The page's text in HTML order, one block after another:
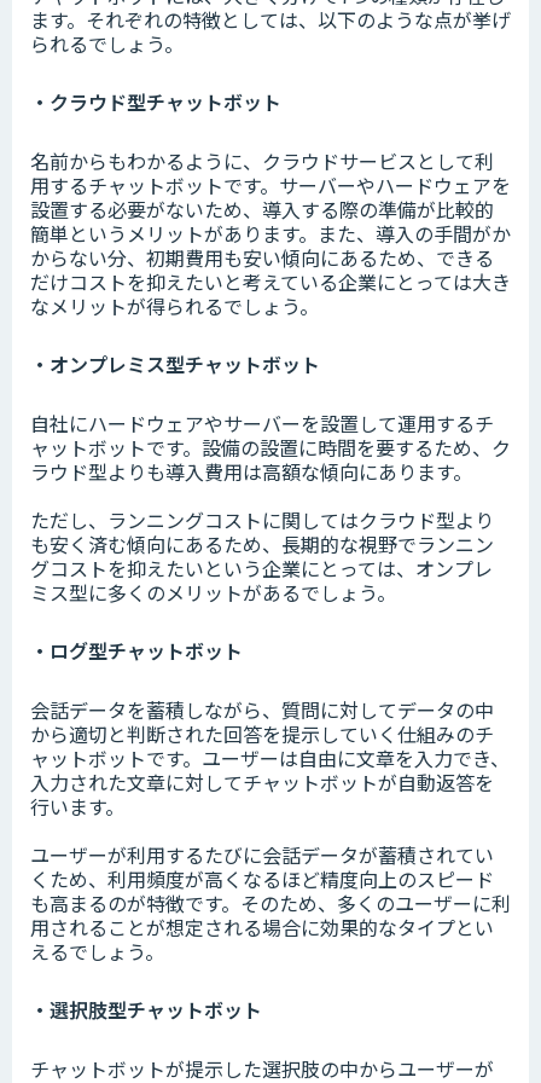
ます。それぞれの特徴としては、以下のような点が挙げ
られるでしょう。
・クラウド型チャットボット
名前からもわかるように、クラウドサービスとして利
用するチャットボットです。サーバーやハードウェアを
設置する必要がないため、導入する際の準備が比較的
簡単というメリットがあります。また、導入の手間がか
からない分、初期費用も安い傾向にあるため、できる
だけコストを抑えたいと考えている企業にとっては大き
なメリットが得られるでしょう。
・オンプレミス型チャットボット
自社にハードウェアやサーバーを設置して運用するチ
ャットボットです。設備の設置に時間を要するため、ク
ラウド型よりも導入費用は高額な傾向にあります。
ただし、ランニングコストに関してはクラウド型より
も安く済む傾向にあるため、長期的な視野でランニン
グコストを抑えたいという企業にとっては、オンプレ
ミス型に多くのメリットがあるでしょう。
・ログ型チャットボット
会話データを蓄積しながら、質問に対してデータの中
から適切と判断された回答を提示していく仕組みのチ
ャットボットです。ユーザーは自由に文章を入力でき、
入力された文章に対してチャットボットが自動返答を
行います。
ユーザーが利用するたびに会話データが蓄積されてい
くため、利用頻度が高くなるほど精度向上のスピード
も高まるのが特徴です。そのため、多くのユーザーに利
用されることが想定される場合に効果的なタイプとい
えるでしょう。
・選択肢型チャットボット
チャットボットが提示した選択肢の中からユーザーが